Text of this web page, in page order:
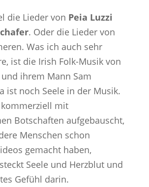
die Lieder von Peia Luzzi
. Oder die Lieder von
Was ich auch sehr
ist die Irish Folk-Musik von
ihrem Mann Sam
ist noch Seele in der Musik.
mit
Botschaften aufgebauscht,
Menschen schon
gemacht haben,
Seele und Herzblut und
Gefühl darin.